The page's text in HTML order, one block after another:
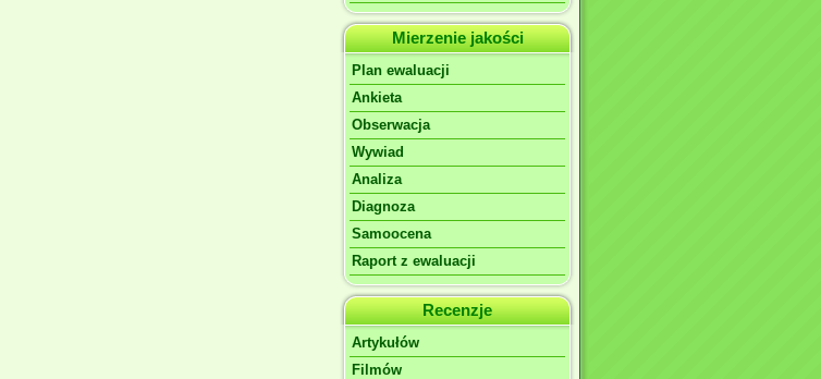
Mierzenie jakości
Plan ewaluacji
Ankieta
Obserwacja
Wywiad
Analiza
Diagnoza
Samoocena
Raport z ewaluacji
Recenzje
Artykułów
Filmów